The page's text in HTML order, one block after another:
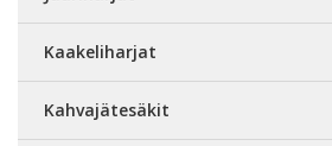
Kaakeliharjat
Kahvajätesäkit